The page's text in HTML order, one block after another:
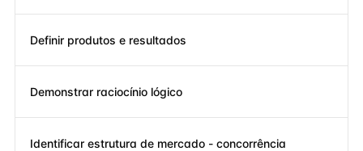
Definir produtos e resultados
Demonstrar raciocínio lógico
Identificar estrutura de mercado - concorrência